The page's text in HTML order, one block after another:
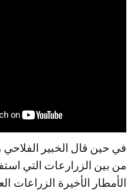
في حين قال الخبير الفلاحي
من بين الزرارعات التي
الأمطار الأخيرة الزراعات